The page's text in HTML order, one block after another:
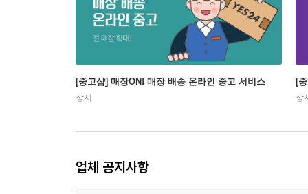
[중고샵] 매장ON! 매장 배송 온라인 중고 서비스
상시
[
상
업체 공지사항